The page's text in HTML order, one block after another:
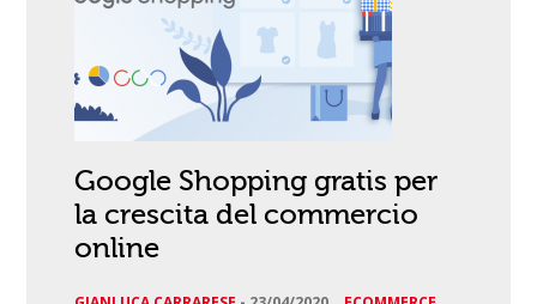
Google Shopping gratis per
la crescita del commercio
online